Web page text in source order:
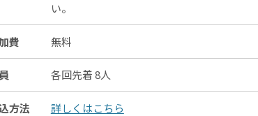
い。
費 無料
各回先着 8人
方法 詳しくはこちら